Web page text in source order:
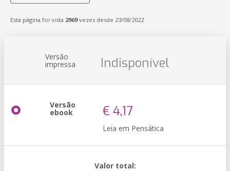
Esta página foi vista 2969vezes desde 23/08/2022
Versão
impressa Indisponível
Versão
ebook € 4,17
Leia em Pensática
Valor total: